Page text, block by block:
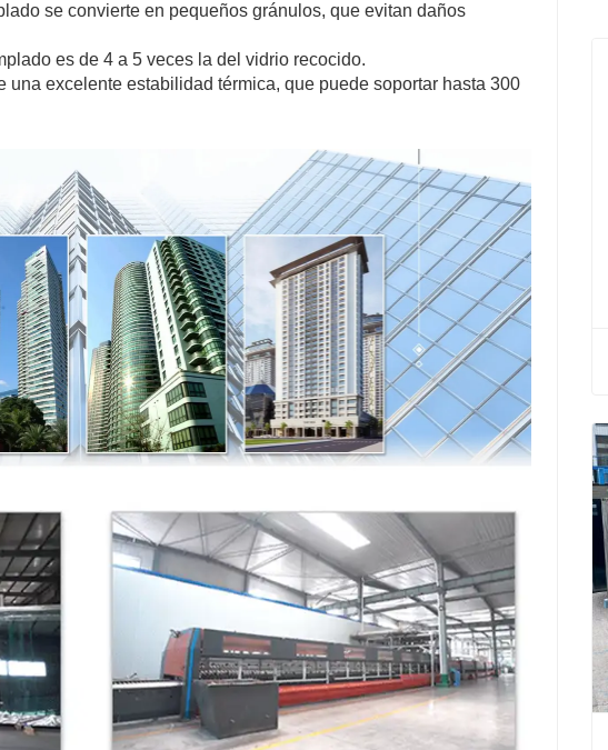
se convierte en pequeños gránulos, que evitan daños
es de 4 a 5 veces la del vidrio recocido.
excelente estabilidad térmica, que puede soportar hasta 300